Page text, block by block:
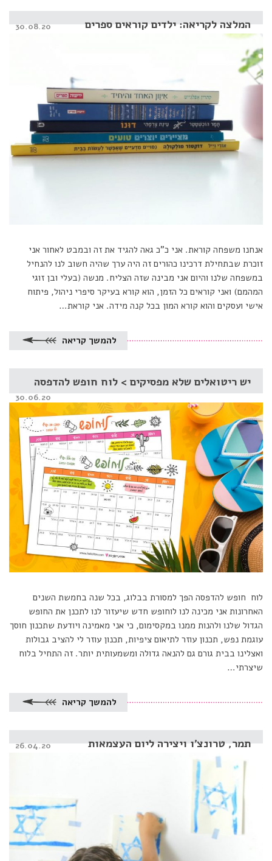
המלצה לקריאה: ילדים קוראים ספרים Posted
30.08.20
אנחנו משפחה קוראת. אני כ”כ גאה להגיד את זה ובמבט לאחור אני
זוכרת שבתחילת דרכינו כהורים זה היה ערך שהיה חשוב לנו להנחיל
במשפחה שלנו והיום אני מבינה שזה הצליח. מנשה (בעלי ובן זוגי
המהמם) ואני קוראים כל הזמן, הוא קורא בעיקר סיפרי ניהול, פיתוח
אישי ועסקים והוא קורא המון בכל קנה מידה. אני קוראת…
להמשך קריאה
יש ריטואלים שלא מפסיקים > לוח חופש להדפסה
Posted
on
30.06.20
לוח חופש להדפסה הפך למסורת בבלוג, בכל שנה בחמשת השנים
האחרונות אני מכינה לנו לוחופש חדש שיעזור לנו לתכנן את החופש
הגדול שלנו ולהנות ממנו במקסימום, כי אני מאמינה ויודעת שתכנון חוסך
עוגמת נפש, תכנון עוזר לתיאום ציפיות, תכנון עוזר לי להציב גבולות
ואצלינו בבית גורם גם להנאה גדולה ומשמעותית יותר. זה התחיל בלוח
שיצרתי…
להמשך קריאה
תמר, טרונצ’ו ויצירה ליום העצמאות Posted
26.04.20